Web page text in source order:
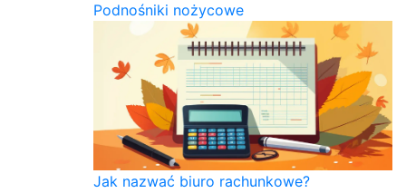
Podnośniki nożycowe
Jak nazwać biuro rachunkowe?